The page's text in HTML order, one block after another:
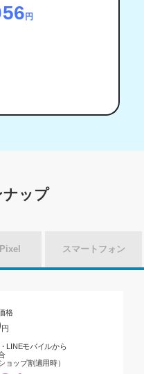
円
ナップ
スマートフォン
格
円
LINEモバイルから
ョップ割適用時）